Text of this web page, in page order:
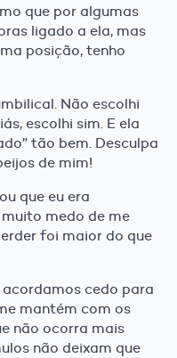
que por algumas
ligado a ela, mas
posição, tenho
Não escolhi
escolhi sim. E ela
tão bem. Desculpa
de mim!
que eu era
medo de me
foi maior do que
cedo para
mantém com os
não ocorra mais
não deixam que